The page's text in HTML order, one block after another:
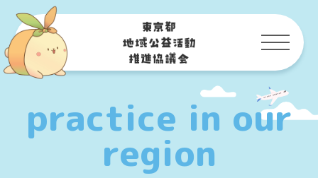
practice in our
region